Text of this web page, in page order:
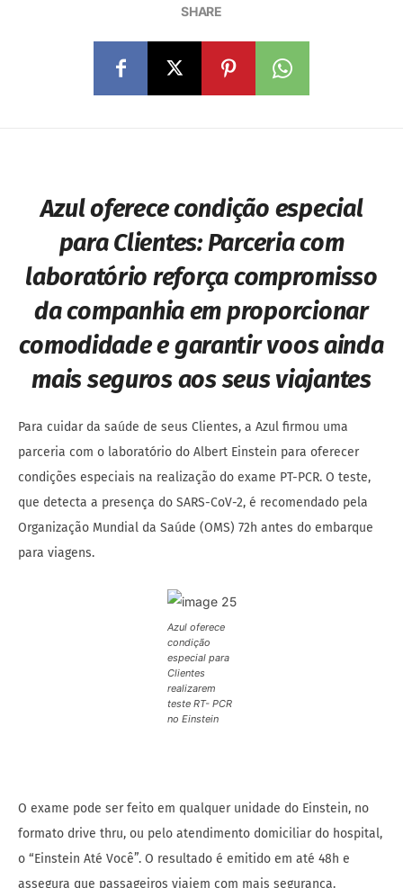
SHARE
Azul oferece condição especial
para Clientes:Parceria com
laboratório reforça compromisso
da companhia em proporcionar
comodidade e garantir voos ainda
mais seguros aos seus viajantes
Para cuidar da saúde de seus Clientes, a Azul firmou uma
parceria com o laboratório do Albert Einstein para oferecer
condições especiais na realização do exame PT-PCR. O teste,
que detecta a presença do SARS-CoV-2, é recomendado pela
Organização Mundial da Saúde (OMS) 72h antes do embarque
para viagens.
Azul oferece
condição
especial para
Clientes
realizarem
teste RT- PCR
no Einstein
O exame pode ser feito em qualquer unidade do Einstein, no
formato drive thru, ou pelo atendimento domiciliar do hospital,
o “Einstein Até Você”. O resultado é emitido em até 48h e
assegura que passageiros viajem com mais segurança.